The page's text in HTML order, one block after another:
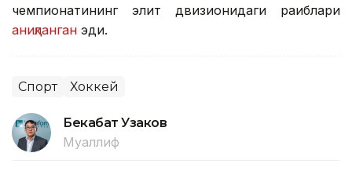
чемпионатининг элит двизионидаги рақиблари
аниқланган эди.
Спорт Хоккей
Бекабат Узаков
Муаллиф